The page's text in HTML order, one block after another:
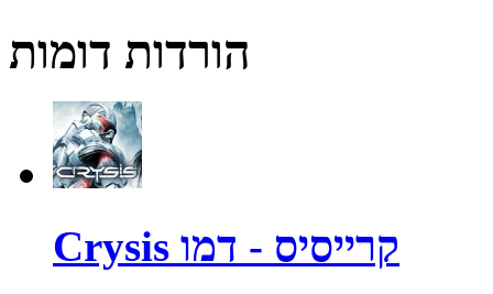
הורדות דומות
Crysis קרייסיס - דמו